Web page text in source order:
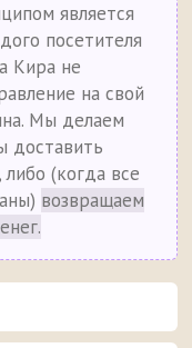
является
посетителя
Кира не
на свой
Мы делаем
доставить
(когда все
возвращаем